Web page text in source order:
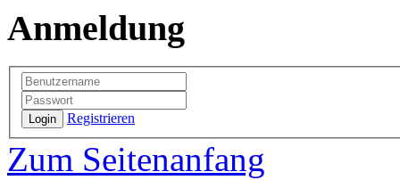
Anmeldung
Login Registrieren
Zum Seitenanfang